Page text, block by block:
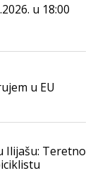
u 18:00
u EU
Ilijašu: Teretno